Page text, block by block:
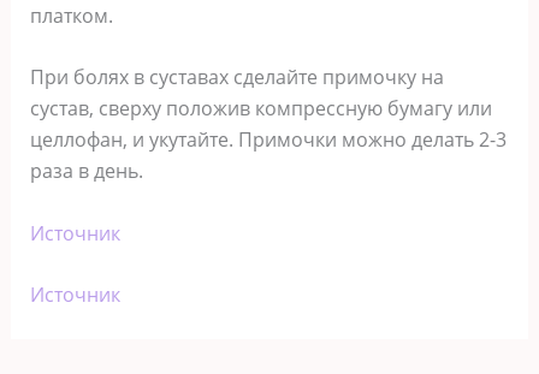
платком.
При болях в суставах сделайте примочку на
сустав, сверху положив компрессную бумагу или
целлофан, и укутайте. Примочки можно делать 2-3
раза в день.
Источник
Источник